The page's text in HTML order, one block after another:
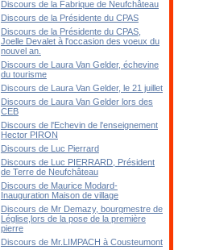
Discours de la Fabrique de Neufchâteau
Discours de la Présidente du CPAS
Discours de la Présidente du CPAS,
Joelle Devalet à l'occasion des voeux du
nouvel an.
Discours de Laura Van Gelder, échevine
du tourisme
Discours de Laura Van Gelder, le 21 juillet
Discours de Laura Van Gelder lors des
CEB
Discours de l'Echevin de l'enseignement
Hector PIRON
Discours de Luc Pierrard
Discours de Luc PIERRARD, Président
de Terre de Neufchâteau
Discours de Maurice Modard-
Inauguration Maison de village
Discours de Mr Demazy, bourgmestre de
Léglise,lors de la pose de la première
pierre
Discours de Mr.LIMPACH à Cousteumont